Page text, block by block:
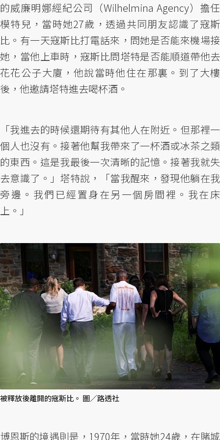
的威廉明娜經紀公司（Wilhelmina Agency）擔任
模特兒，當時她27歲，透過共同朋友認識了寇斯
比。有一天寇斯比打電話來，問她是否能來機場接
她，當他上車時，寇斯比問塔特是否能順道帶他去
花花公子大廈，他說當時他住在那裏。到了大樓
後，他邀請塔特進去喝杯酒。
「我進去的時候還期待有其他人在附近。但那裡一
個人也沒有。接著他幫我帶來了一杯酒或冰茶之類
的東西。這是我最後一次清晰的記憶。接著我就失
去意識了。」塔特說，「當我醒來，發現他躺在我
旁邊。我們已經置身在另一個房間裡。我在床
上。」
被釋放後離開的寇斯比。 圖／路透社
博恩斯的境遇則是，1970年，當時她24歲，在賭城